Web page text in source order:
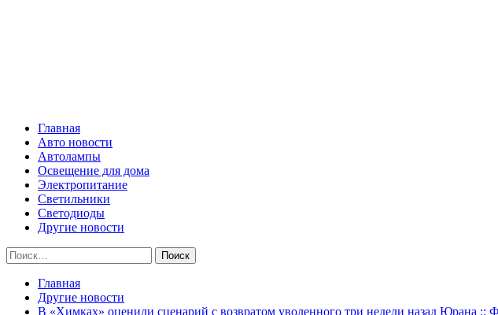
Главная
Авто новости
Автолампы
Освещение для дома
Электропитание
Светильники
Светодиоды
Другие новости
Найти:
Главная
Другие новости
В «Химках» оценили сценарий с возвратом уволенного три недели назад Юрана ::